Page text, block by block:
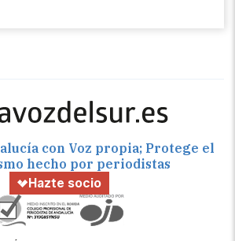
con Voz propia; Protege el
hecho por periodistas
Hazte socio